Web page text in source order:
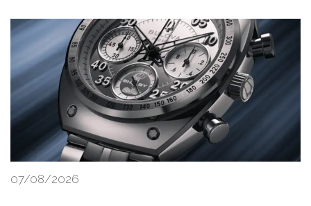
07/08/2026